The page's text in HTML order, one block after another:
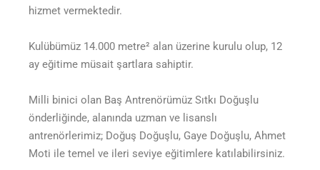
hizmet vermektedir.
Kulübümüz 14.000 metre² alan üzerine kurulu olup, 12
ay eğitime müsait şartlara sahiptir.
Milli binici olan Baş Antrenörümüz Sıtkı Doğuşlu
önderliğinde, alanında uzman ve lisanslı
antrenörlerimiz; Doğuş Doğuşlu, Gaye Doğuşlu, Ahmet
Moti ile temel ve ileri seviye eğitimlere katılabilirsiniz.